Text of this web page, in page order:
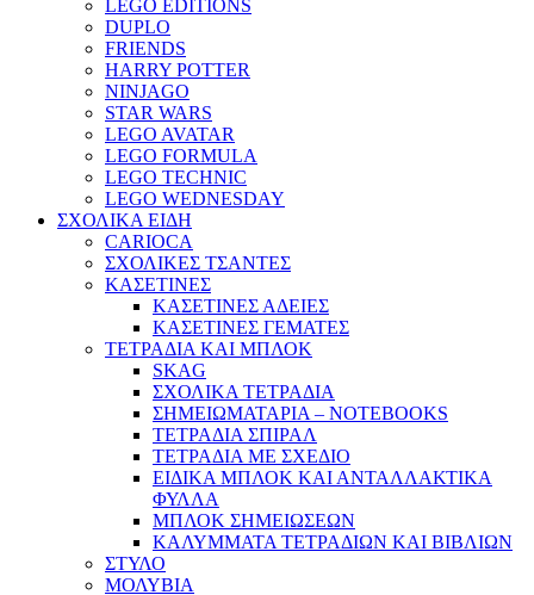
LEGO EDITIONS
DUPLO
FRIENDS
HARRY POTTER
NINJAGO
STAR WARS
LEGO AVATAR
LEGO FORMULA
LEGO TECHNIC
LEGO WEDNESDAY
ΣΧΟΛΙΚΑ ΕΙΔΗ
CARIOCA
ΣΧΟΛΙΚΕΣ ΤΣΑΝΤΕΣ
ΚΑΣΕΤΙΝΕΣ
ΚΑΣΕΤΙΝΕΣ ΑΔΕΙΕΣ
ΚΑΣΕΤΙΝΕΣ ΓΕΜΑΤΕΣ
ΤΕΤΡΑΔΙΑ ΚΑΙ ΜΠΛΟΚ
SKAG
ΣΧΟΛΙΚΑ ΤΕΤΡΑΔΙΑ
ΣΗΜΕΙΩΜΑΤΑΡΙΑ – NOTEBOOKS
ΤΕΤΡΑΔΙΑ ΣΠΙΡΑΛ
ΤΕΤΡΑΔΙΑ ΜΕ ΣΧΕΔΙΟ
ΕΙΔΙΚΑ ΜΠΛΟΚ ΚΑΙ ΑΝΤΑΛΛΑΚΤΙΚΑ
ΦΥΛΛΑ
ΜΠΛΟΚ ΣΗΜΕΙΩΣΕΩΝ
ΚΑΛΥΜΜΑΤΑ ΤΕΤΡΑΔΙΩΝ ΚΑΙ ΒΙΒΛΙΩΝ
ΣΤΥΛΟ
ΜΟΛΥΒΙΑ